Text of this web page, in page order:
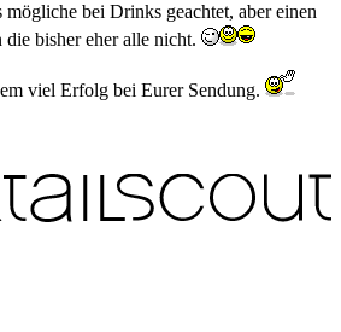
bei Drinks geachtet, aber einen
die bisher eher alle nicht.
viel Erfolg bei Eurer Sendung.